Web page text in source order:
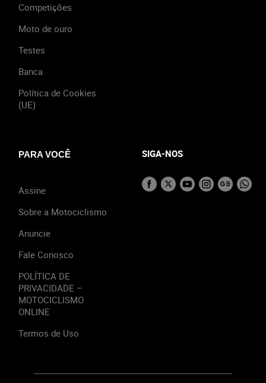
Competições
Moto de ouro
Testes
Banca
Política de Cookies
(UE)
PARA VOCÊ
Assine
Sobre a Motociclismo
Anuncie
Fale Conosco
POLÍTICA DE
PRIVACIDADE –
MOTOCICLISMO
ONLINE
Termos de Uso
SIGA-NOS